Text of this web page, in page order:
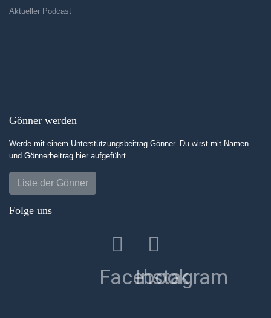
Aktueller Podcast
Gönner werden
Werde mit einem Unterstützungsbeitrag Gönner. Du wirst mit Namen
und Gönnerbeitrag hier aufgeführt.
Liste der Gönner
Folge uns
Facebook
Instagram